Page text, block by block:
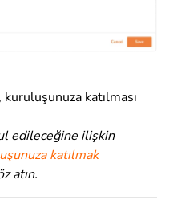
katılması
edileceğine ilişkin
katılmak
atın.